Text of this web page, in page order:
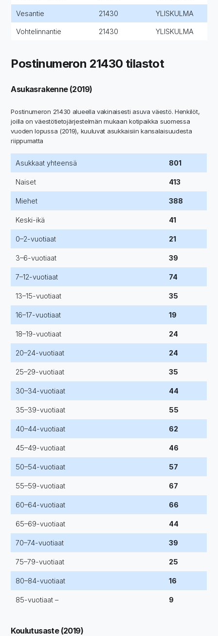
Vesantie 21430 YLISKULMA
Vohtelinnantie 21430 YLISKULMA
Postinumeron 21430 tilastot
Asukasrakenne (2019)
Postinumeron 21430 alueella vakinaisesti asuva väestö. Henkilöt,
joilla on väestötietojärjestelmän mukaan kotipaikka suomessa
vuoden lopussa (2019), kuuluvat asukkaisiin kansalaisuudesta
riippumatta
Asukkaat yhteensä 801
Naiset 413
Miehet 388
Keski-ikä 41
0–2-vuotiaat 21
3–6-vuotiaat 39
7–12-vuotiaat 74
13–15-vuotiaat 35
16–17-vuotiaat 19
18–19-vuotiaat 24
20–24-vuotiaat 24
25–29-vuotiaat 35
30–34-vuotiaat 44
35–39-vuotiaat 55
40–44-vuotiaat 62
45–49-vuotiaat 46
50–54-vuotiaat 57
55–59-vuotiaat 67
60–64-vuotiaat 66
65–69-vuotiaat 44
70–74-vuotiaat 39
75–79-vuotiaat 25
80–84-vuotiaat 16
85-vuotiaat – 9
Koulutusaste (2019)